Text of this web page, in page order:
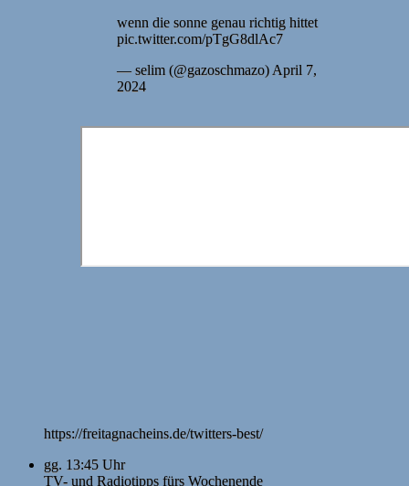
wenn die sonne genau richtig hittet
pic.twitter.com/pTgG8dlAc7
— selim (@gazoschmazo) April 7,
2024
https://freitagnacheins.de/twitters-best/
gg. 13:45 Uhr
TV- und Radiotipps fürs Wochenende